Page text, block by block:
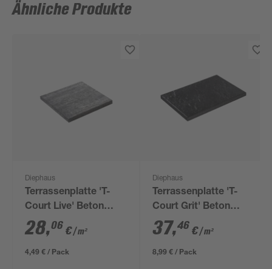
Ähnliche Produkte
Diephaus
Terrassenplatte 'T-
Court Live' Beton
grau/schwarz 40 x 40
x 4 cm
28,06 €/ m²
4,49 € / Pack
Diephaus
Terrassenplatte 'T-
Court Grit' Beton
schwarz 60 x 40 x 4
cm
37,46 €/ m²
8,99 € / Pack